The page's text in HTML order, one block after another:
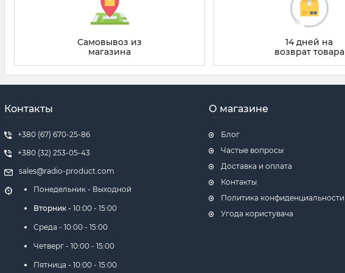
Самовывоз из
магазина
14 дней на
возврат товара
Контакты
+380 (67) 670-25-86
+380 (32) 253-05-43
sales@radio-product.com
Понедельник - Выходной
Вторник - 10:00 - 15:00
Среда - 10:00 - 15:00
Четверг - 10:00 - 15:00
Пятница - 10:00 - 15:00
О магазине
Блог
Частые вопросы
Доставка и оплата
Контакты
Политика конфиденциальности
Угода користувача